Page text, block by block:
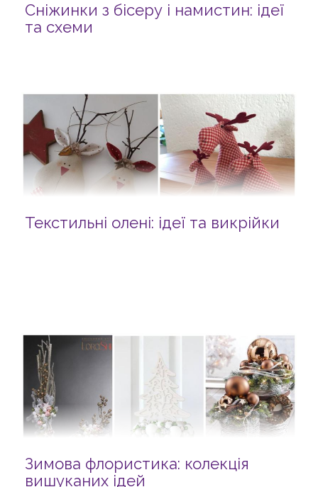
Сніжинки з бісеру і намистин: ідеї
та схеми
Текстильні олені: ідеї та викрійки
Зимова флористика: колекція
вишуканих ідей